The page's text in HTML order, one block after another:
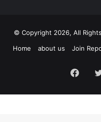
© Copyright 2026, All
Home
about us Join